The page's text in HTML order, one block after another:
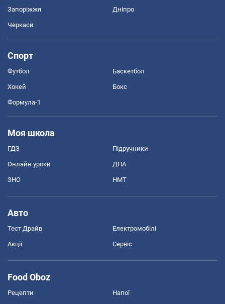
Запоріжжя Дніпро
Черкаси
Спорт
Футбол Баскетбол
Хокей Бокс
Формула-1
Моя школа
ГДЗ Підручники
Онлайн уроки ДПА
ЗНО НМТ
Авто
Тест Драйв Електромобілі
Акції Сервіс
Food Oboz
Рецепти Напої